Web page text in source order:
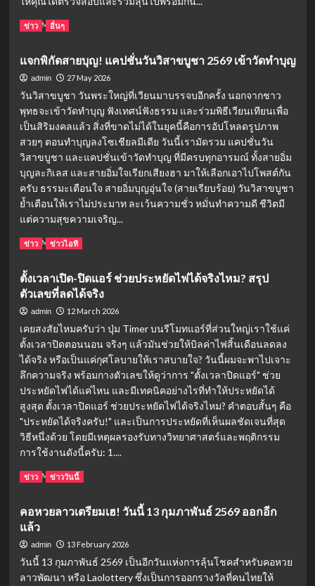
Read MoreRead
คอ
หวย
เตรียม
เฮ!
วัน
นี้
2
กรกฎาคม
2569
อีก
แล้ว
ข่าว อื่นๆ
แจกพิกัดสายบุญ! แคปชั่นวันวิสาขบูชา 2569 เข้าวัดทำบุญ
admin 27 May 2026
วันวิสาขบูชา วันพระใหญ่ที่เวียนมาบรรจบอีกครั้ง นอกจากชาว
พุทธจะเข้าวัดทำบุญ ฟังเทศน์ฟังธรรม และร่วมพิธีเวียนเทียนเพื่อ
เป็นสิริมงคลแล้ว สิ่งที่ขาดไม่ได้ในยุคนี้คือการอัปโหลดรูปภาพ
สวยๆ ตอนทำบุญลงโซเชียลมีเดีย วันนี้เรามัดรวม แคปชั่นวัน
วิสาขบูชา และแคปชั่นเข้าวัดทำบุญ ที่มีครบทุกอารมณ์ ทั้งสายอิ่ม
บุญละกิเลส และสายอิ่มใจเรียกเสียงฮา มาให้เลือกเอาไปโพสต์กัน
ครับ ธรรมะเตือนใจ สายอิ่มบุญอุ่นใจ (สายเรียบร้อย) วันวิสาขบูชา
ย้ำเตือนให้เราไม่ประมาท ละเว้นความชั่ว หมั่นทำความดี ชีวิตมี
แต่ความสุขความเจริญ...
Read MoreRead
แจก
พิกัด
สาย
แคปชั่
นวัน
วิสาขบูชา
2569
เข้า
ทำบุญ
ข่าว ข่าวไอที
ตั้งเวลาเปิด-ปิดแอร์ ช่วยประหยัดไฟได้จริงไหม? สรุป
ตัวเลขที่ลดได้จริง
admin 12 March 2026
เคยสงสัยไหมครับว่า ปุ่ม Timer บนรีโมทแอร์ที่ส่วนใหญ่เราใช้แค่
ตั้งเวลาปิดตอนนอน จริงๆ แล้วมันช่วยให้บิลค่าไฟสิ้นเดือนลดลง
ได้จริง หรือเป็นแค่กุศโลบายให้เราสบายใจ? วันนี้ผมจะพาไปเจาะ
ลึกความจริง พร้อมกางตัวเลขให้ดูว่าการ "ตั้งเวลาปิดแอร์" ช่วย
ประหยัดไฟได้แค่ไหน และมีเทคนิคอย่างไรที่ทำให้ประหยัดได้
สูงสุด ตั้งเวลาปิดแอร์ ช่วยประหยัดไฟได้จริงไหม? คำตอบสั้นๆ คือ
"ประหยัดได้จริงครับ!" และเป็นการประหยัดที่เห็นผลชัดเจนที่สุด
วิธีหนึ่งด้วย โดยมีเหตุผลรองรับทางวิทยาศาสตร์และพฤติกรรม
การใช้งานดังนี้ครับ: 1....
Read MoreRead
ตั้ง
เปิด-
แอร์
ช่วย
ข่าว ข่าววันนี้
คอหวยลาวเตรียมเฮ! วันนี้ 13 กุมภาพันธ์ 2569 ออกอีก
แล้ว
admin 13 February 2026
วันนี้ 13 กุมภาพันธ์ 2569 เป็นอีกวันแห่งการลุ้นโชคสำหรับคอหวย
ลาวพัฒนา หรือ Laolottery ซึ่งเป็นการออกรางวัลที่คนไทยให้